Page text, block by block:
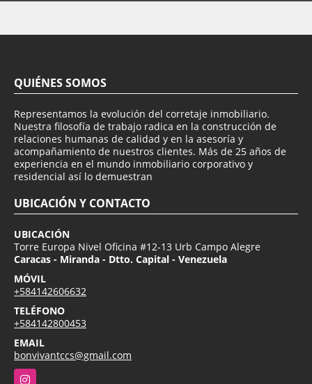
QUIÉNES SOMOS
Representamos la evolución del corretaje inmobiliario.
Nuestra filosofía de trabajo radica en la construcción de
relaciones humanas de calidad y en la asesoría y
acompañamiento de nuestros clientes. Más de 25 años de
experiencia en el mundo inmobiliario corporativo y
residencial así lo demuestran
UBICACIÓN Y CONTACTO
UBICACIÓN
Torre Europa Nivel Oficina #12-13 Urb Campo Alegre
Caracas - Miranda - Dtto. Capital - Venezuela
MÓVIL
+584142606632
TELÉFONO
+584142800453
EMAIL
bonvivantccs@gmail.com
Instagram